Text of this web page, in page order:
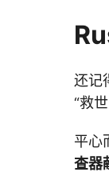
还记
“救世
平心
查器